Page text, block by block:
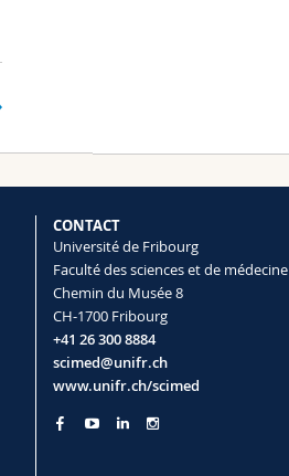
CONTACT
Université de Fribourg
Faculté des sciences et de médecine
Chemin du Musée 8
CH-1700 Fribourg
+41 26 300 8884
scimed@unifr.ch
www.unifr.ch/scimed